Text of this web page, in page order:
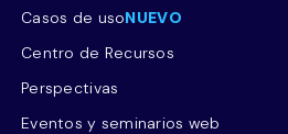
Casos de usoNUEVO
Centro de Recursos
Perspectivas
Eventos y seminarios web